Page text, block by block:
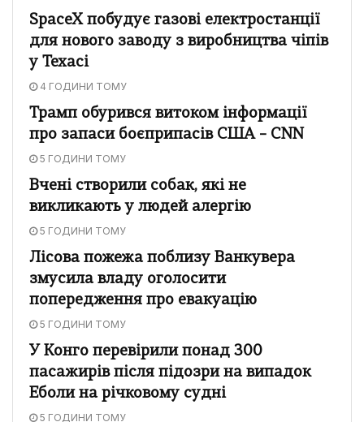
SpaceX побудує газові електростанції
для нового заводу з виробництва чіпів
у Техасі
4 ГОДИНИ ТОМУ
Трамп обурився витоком інформації
про запаси боєприпасів США – CNN
5 ГОДИНИ ТОМУ
Вчені створили собак, які не
викликають у людей алергію
5 ГОДИНИ ТОМУ
Лісова пожежа поблизу Ванкувера
змусила владу оголосити
попередження про евакуацію
5 ГОДИНИ ТОМУ
У Конго перевірили понад 300
пасажирів після підозри на випадок
Еболи на річковому судні
5 ГОДИНИ ТОМУ